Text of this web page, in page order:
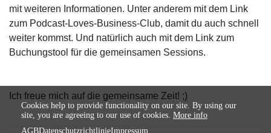
mit weiteren Informationen. Unter anderem mit dem Link
zum Podcast-Loves-Business-Club, damit du auch schnell
weiter kommst. Und natürlich auch mit dem Link zum
Buchungstool für die gemeinsamen Sessions.
Ich freue mich auf die gemeinsame Zeit! ;)
Cookies help to provide functionality on our site. By using our
site, you are agreeing to our use of cookies. More info
AGBDatenschutzrichtlinieImpressum